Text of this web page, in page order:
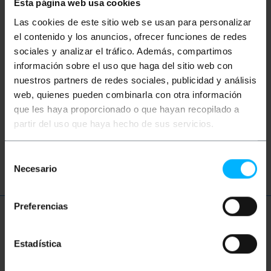
Esta página web usa cookies
Las cookies de este sitio web se usan para personalizar
el contenido y los anuncios, ofrecer funciones de redes
sociales y analizar el tráfico. Además, compartimos
información sobre el uso que haga del sitio web con
nuestros partners de redes sociales, publicidad y análisis
web, quienes pueden combinarla con otra información
que les haya proporcionado o que hayan recopilado a
partir del uso que haya hecho de sus servicios.
Necesario
Preferencias
Estadística
Keywords
Heeft u niet gevonden wat u zocht? Deze
onderwerpen kunnen u helpen
Fitness Oefening Sport